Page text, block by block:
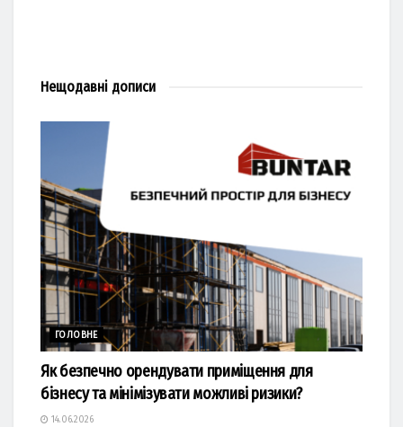
Нещодавні дописи
ГОЛОВНЕ
Як безпечно орендувати приміщення для
бізнесу та мінімізувати можливі ризики?
14.06.2026